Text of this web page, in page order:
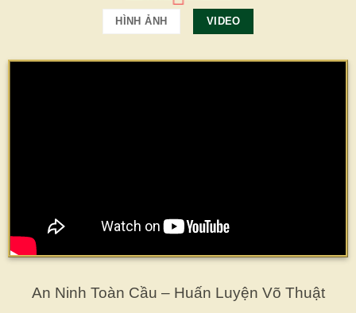
HÌNH ẢNH VIDEO
An Ninh Toàn Cầu – Huấn Luyện Võ Thuật